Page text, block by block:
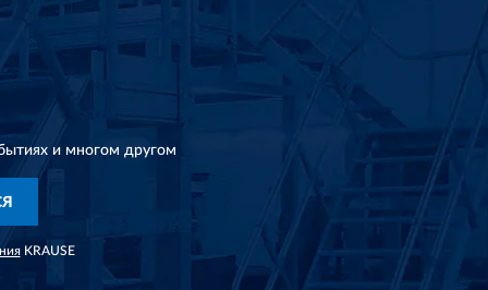
и многом другом
KRAUSE